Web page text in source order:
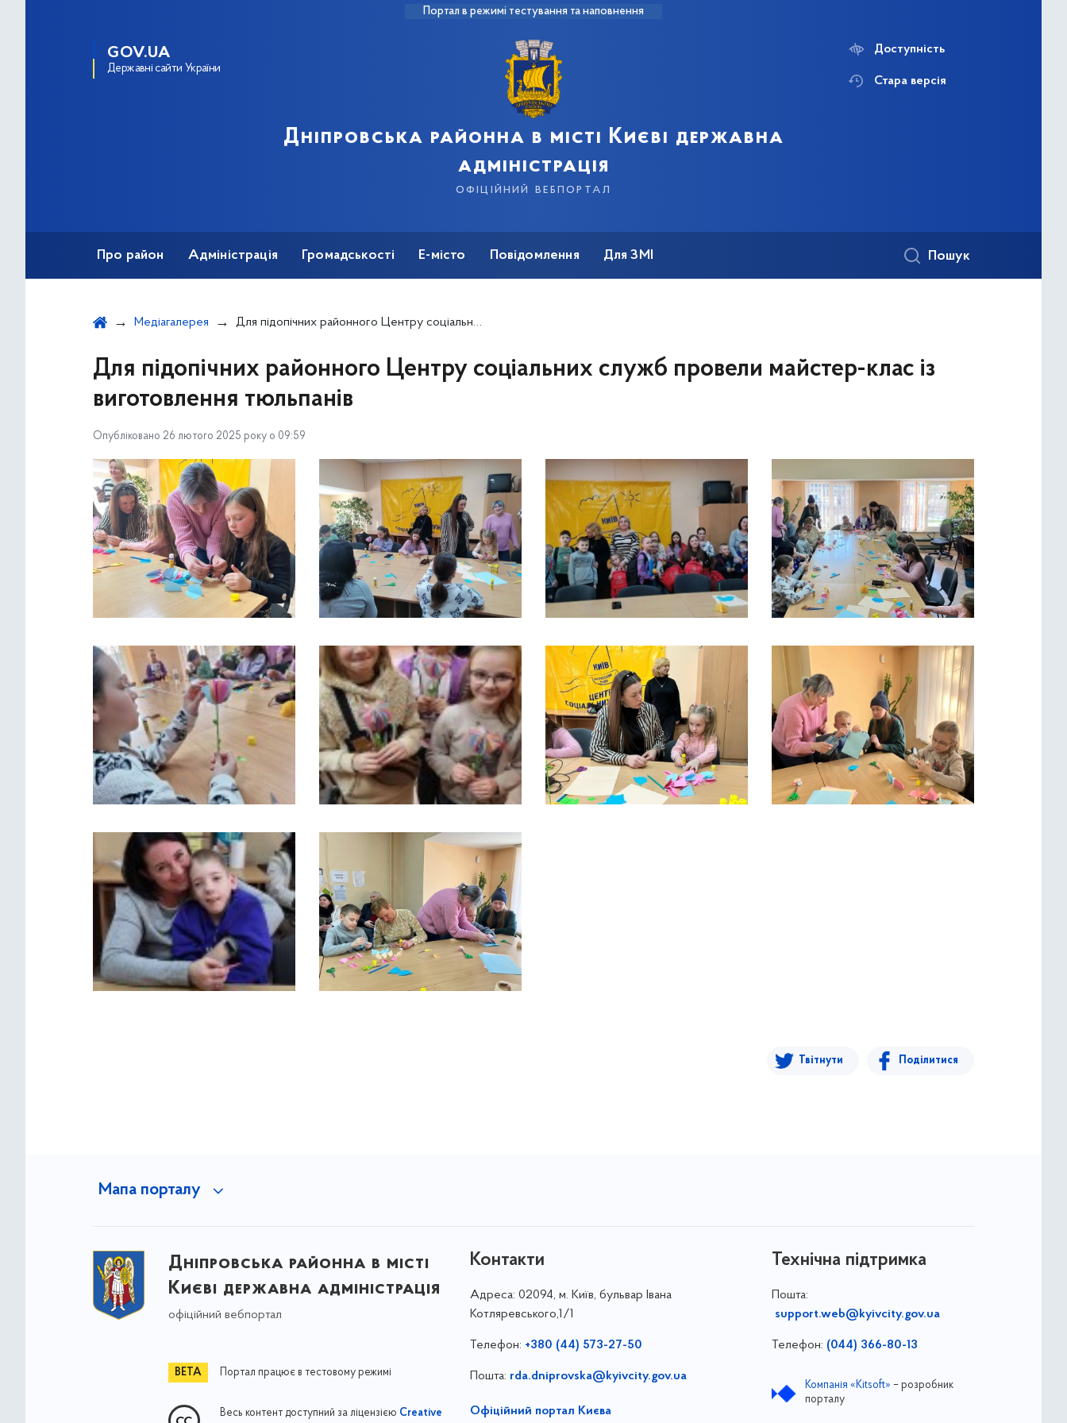
Портал в режимі тестування та наповнення
GOV.UA
Державні сайти України
Дніпровська районна в місті Києві державна
адміністрація
офіційний вебпортал
Доступність
Стара версія
Про район Адміністрація Громадськості Е-місто Повідомлення Для ЗМІ Пошук
Медіагалерея Для підопічних районного Центру соціальних служб провели майстер-клас із виготовлення тюльпанів
Для підопічних районного Центру соціальних служб провели майстер-клас із
виготовлення тюльпанів
Опубліковано 26 лютого 2025 року о 09:59
Твітнути Поділитися
Мапа порталу
Дніпровська районна в місті
Києві державна адміністрація
офіційний вебпортал
Портал працює в тестовому режимі
Весь контент доступний за ліцензією Creative
Контакти
Адреса: 02094, м. Київ, бульвар Івана
Котляревського,1/1
Телефон: +380 (44) 573-27-50
Пошта: rda.dniprovska@kyivcity.gov.ua
Офіційний портал Києва
Технічна підтримка
Пошта:
support.web@kyivcity.gov.ua
Телефон: (044) 366-80-13
Компанія «Kitsoft» – розробник
порталу